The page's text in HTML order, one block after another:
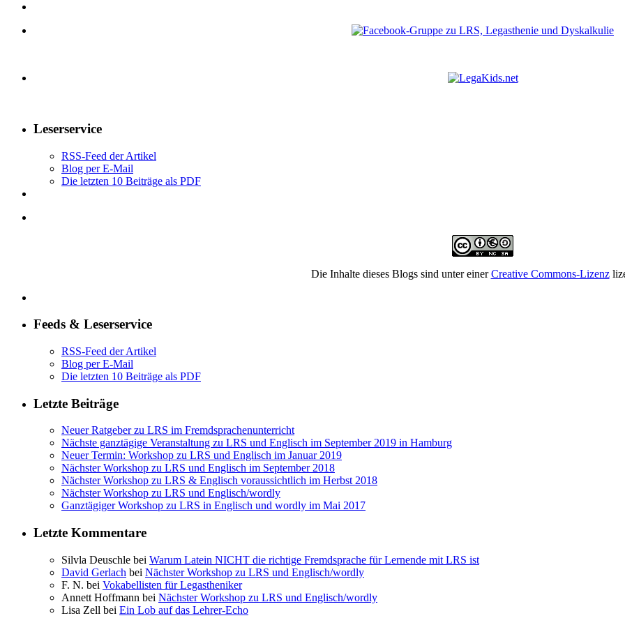
Leserservice
RSS-Feed der Artikel
Blog per E-Mail
Die letzten 10 Beiträge als PDF
Die Inhalte dieses Blogs sind unter einerCreative Commons-Lizenz
Feeds & Leserservice
RSS-Feed der Artikel
Blog per E-Mail
Die letzten 10 Beiträge als PDF
Letzte Beiträge
Neuer Ratgeber zu LRS im Fremdsprachenunterricht
Nächste ganztägige Veranstaltung zu LRS und Englisch im September 2019 in Hamburg
Neuer Termin: Workshop zu LRS und Englisch im Januar 2019
Nächster Workshop zu LRS und Englisch im September 2018
Nächster Workshop zu LRS & Englisch voraussichtlich im Herbst 2018
Nächster Workshop zu LRS und Englisch/wordly
Ganztägiger Workshop zu LRS in Englisch und wordly im Mai 2017
Letzte Kommentare
Silvla Deuschle bei Warum Latein NICHT die richtige Fremdsprache für Lernende mit LRS ist
David Gerlach bei Nächster Workshop zu LRS und Englisch/wordly
F. N. bei Vokabellisten für Legastheniker
Annett Hoffmann bei Nächster Workshop zu LRS und Englisch/wordly
Lisa Zell bei Ein Lob auf das Lehrer-Echo